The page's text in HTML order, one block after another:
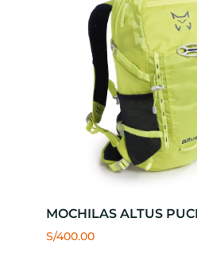
MOCHILAS ALTUS
S/400.00